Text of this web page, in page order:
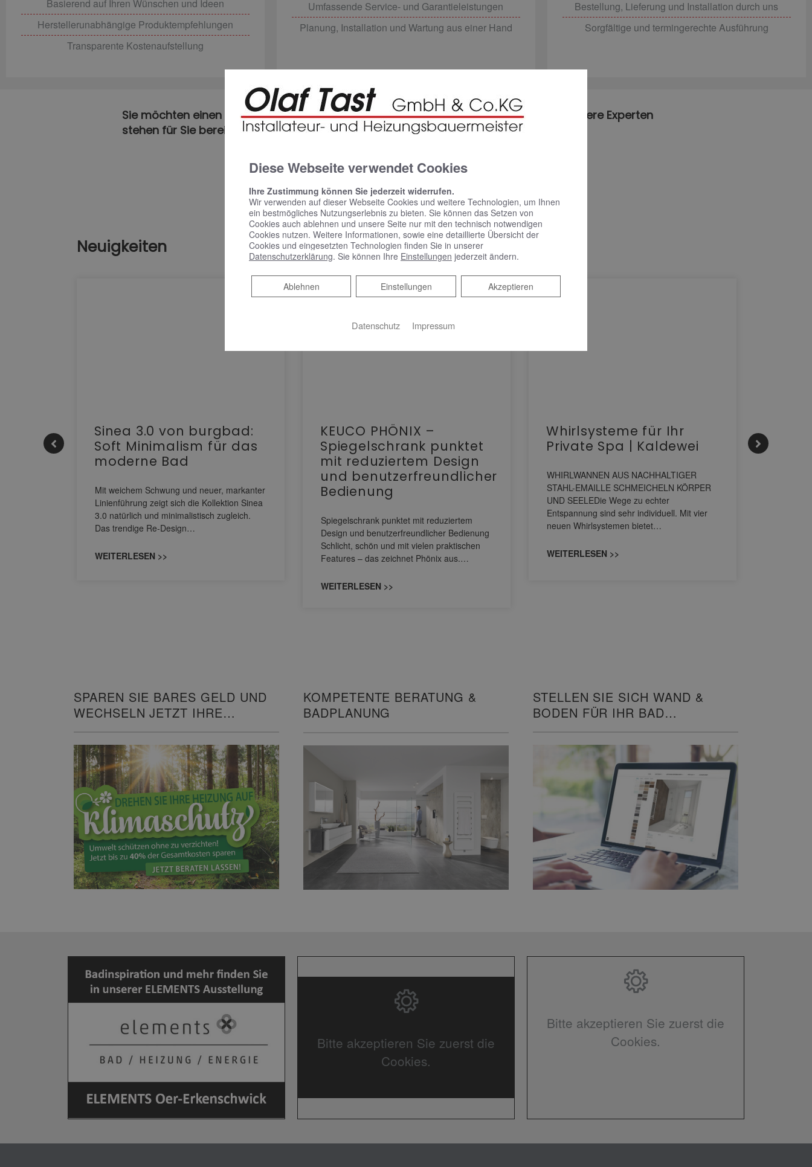
Basierend auf Ihren Wünschen und Ideen
Herstellerunabhängige Produktempfehlungen
Transparente Kostenaufstellung
Umfassende Service- und Garantieleistungen
Planung, Installation und Wartung aus einer Hand
Bestellung, Lieferung und Installation durch uns
Sorgfältige und termingerechte Ausführung
Sie möchten einen ersten, unverbindlichen Beratungstermin? Kontaktieren Sie uns, unsere Experten
stehen für Sie bereit.
Neuigkeiten
Sinea 3.0 von burgbad:
Soft Minimalism für das
moderne Bad
Mit weichem Schwung und neuer, markanter
Linienführung zeigt sich die Kollektion Sinea
3.0 natürlich und minimalistisch zugleich.
Das trendige Re-Design…
WEITERLESEN >>
KEUCO PHÖNIX –
Spiegelschrank punktet
mit reduziertem Design
und benutzerfreundlicher
Bedienung
Spiegelschrank punktet mit reduziertem
Design und benutzerfreundlicher Bedienung
Schlicht, schön und mit vielen praktischen
Features – das zeichnet Phönix aus.…
WEITERLESEN >>
Whirlsysteme für Ihr
Private Spa | Kaldewei
WHIRLWANNEN AUS NACHHALTIGER
STAHL-EMAILLE SCHMEICHELN KÖRPER
UND SEELEDie Wege zu echter
Entspannung sind sehr individuell. Mit vier
neuen Whirlsystemen bietet…
WEITERLESEN >>
SPAREN SIE BARES GELD UND
WECHSELN JETZT IHRE
KOMPETENTE BERATUNG &
BADPLANUNG
STELLEN SIE SICH WAND &
BODEN FÜR IHR BAD
Bitte akzeptieren Sie zuerst die
Cookies.
Bitte akzeptieren Sie zuerst die
Cookies.
Diese Webseite verwendet Cookies
Ihre Zustimmung können Sie jederzeit widerrufen.
Wir verwenden auf dieser Webseite Cookies und weitere Technologien, um Ihnen
ein bestmögliches Nutzungserlebnis zu bieten. Sie können das Setzen von
Cookies auch ablehnen und unsere Seite nur mit den technisch notwendigen
Cookies nutzen. Weitere Informationen, sowie eine detaillierte Übersicht der
Cookies und eingesetzten Technologien finden Sie in unserer
Datenschutzerklärung. Sie können Ihre Einstellungen jederzeit ändern.
Akzeptieren
Einstellungen
Ablehnen
Ablehnen
Datenschutz Impressum